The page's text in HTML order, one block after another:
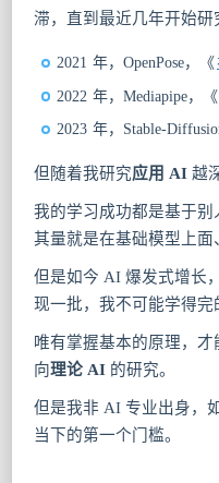
滞，直到最近几年开始研
2021 年，OpenPose，《
2022 年，Mediapipe，《
2023 年，Stable-
但随着我研究应用 AI越
我的学习成功都是基于
其量就是在基础模型上面
但是如今 AI 爆发式增长
现一批，我不可能学得完
唯有掌握基本的原理，
向理论 AI的研究。
但是我非 AI 专业出身，
当下的第一个门槛。